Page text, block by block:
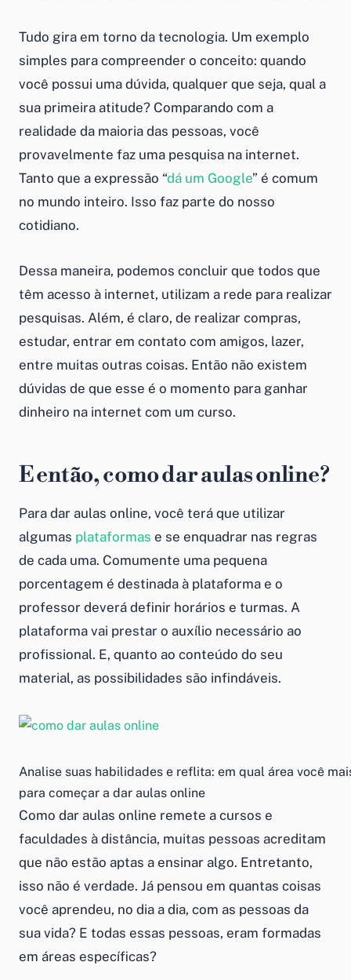
Tudo gira em torno da tecnologia. Um exemplo
simples para compreender o conceito: quando
você possui uma dúvida, qualquer que seja, qual a
sua primeira atitude? Comparando com a
realidade da maioria das pessoas, você
provavelmente faz uma pesquisa na internet.
Tanto que a expressão “dá um Google” é comum
no mundo inteiro. Isso faz parte do nosso
cotidiano.
Dessa maneira, podemos concluir que todos que
têm acesso à internet, utilizam a rede para realizar
pesquisas. Além, é claro, de realizar compras,
estudar, entrar em contato com amigos, lazer,
entre muitas outras coisas. Então não existem
dúvidas de que esse é o momento para ganhar
dinheiro na internet com um curso.
E então,como dar aulas online?
Para dar aulas online, você terá que utilizar
algumas plataformas e se enquadrar nas regras
de cada uma. Comumente uma pequena
porcentagem é destinada à plataforma e o
professor deverá definir horários e turmas. A
plataforma vai prestar o auxílio necessário ao
profissional. E, quanto ao conteúdo do seu
material, as possibilidades são infindáveis.
Analise suas habilidades e reflita: em qual área você
para começar a dar aulas online
Como dar aulas online remete a cursos e
faculdades à distância, muitas pessoas acreditam
que não estão aptas a ensinar algo. Entretanto,
isso não é verdade. Já pensou em quantas coisas
você aprendeu, no dia a dia, com as pessoas da
sua vida? E todas essas pessoas, eram formadas
em áreas específicas?